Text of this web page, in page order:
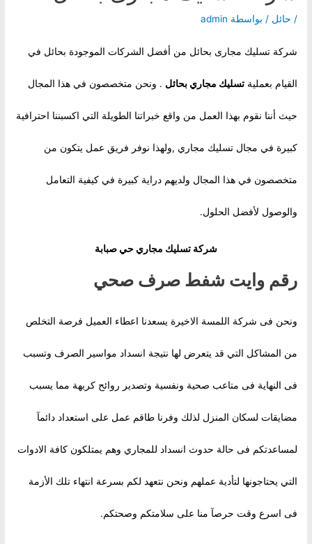
/ حائل / بواسطة admin
شركة تسليك مجارى بحائل من أفضل الشركات الموجودة بحائل في
القيام بعمليةتسليك مجاري بحائل . ونحن متخصصون في هذا المجال
حيث أننا نقوم بهذا العمل من واقع خبراتنا الطويلة التي اكسبننا احترافية
كبيرة في مجال تسليك مجاري ,ولهذا نوفر فريق عمل يتكون من
متخصصون في هذا المجال ولديهم دراية كبيرة في كيفية التعامل
والوصول لأفضل الحلول.
شركة تسليك مجاري حي صبابة
رقم وايت شفط صرف صحي
ونحن فى شركة اللمسة الاخيرة يسعدنا اعطاء العميل فرصة التخلص
من المشاكل التي قد يتعرض لها نتيجة انسداد مواسير الصرف وتسبب
فى النهاية فى متاعب صحية ونفسية وتصدير روائح كريهة مما يسبب
مضايقات لسكان المنزل لذلك وفرنا طاقم عمل على استعداد دائمآ
لمساعدتكم فى حالة حدوث انسداد للمجاري وهم يمتلكون كافة الادوات
التي يحتاجونها لتأدية عملهم ونحن نتعهد لكم بسرعة انتهاء تلك الأزمة
فى اسرع وقت حرصآ منا على سلامتكم وصحتكم.